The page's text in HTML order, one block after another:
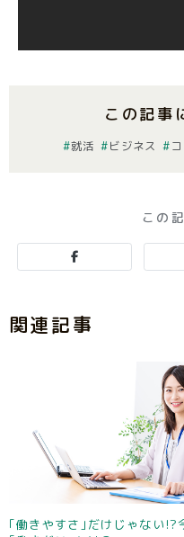
この記事
就活 ビジネス
この
関連記事
｢働きやすさ｣だけじゃない!?